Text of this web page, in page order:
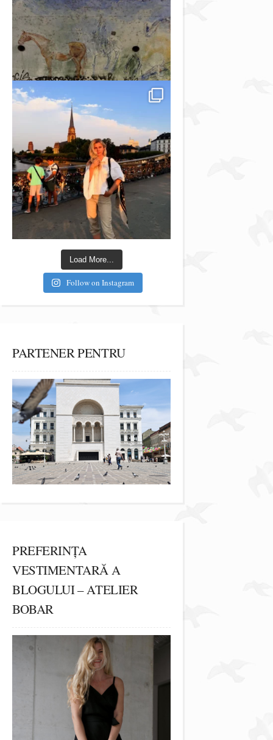
Load More...
Follow on Instagram
PARTENER PENTRU
PREFERINȚA
VESTIMENTARĂ A
BLOGULUI – ATELIER
BOBAR